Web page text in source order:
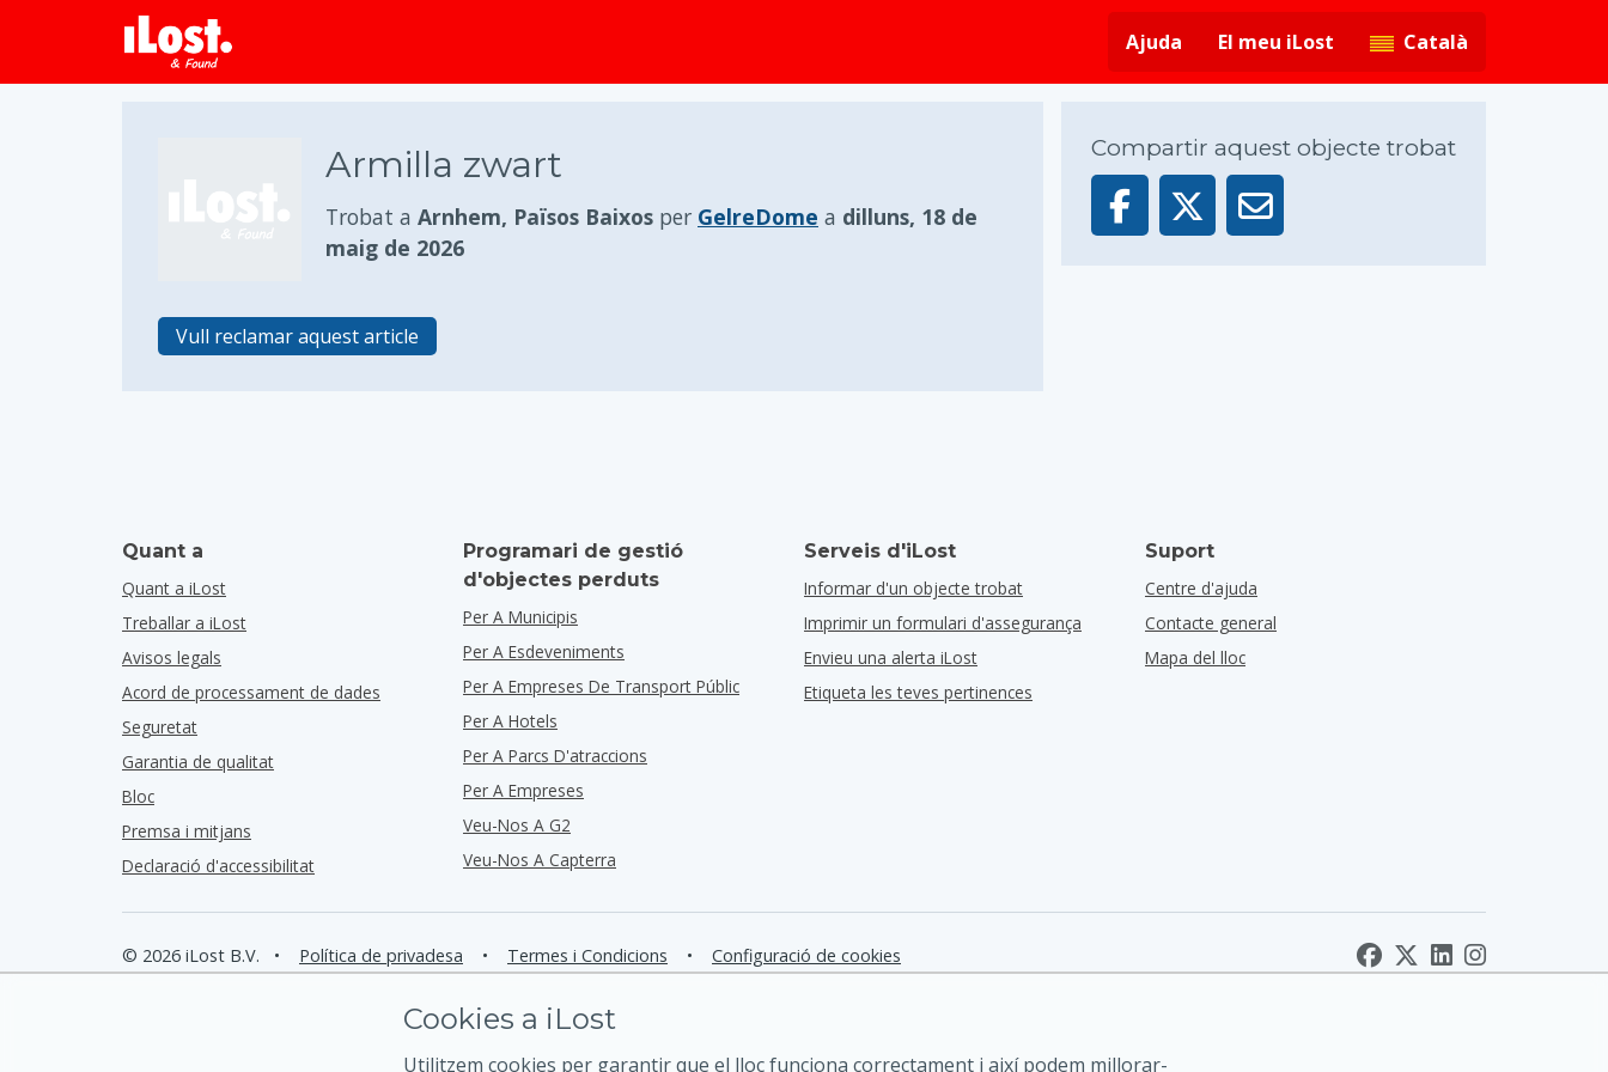
Ajuda
El meu iLost Català
Armilla zwart
Trobat a Arnhem, Països Baixos per GelreDome a dilluns, 18 de
maig de 2026
Vull reclamar aquest article
Compartir aquest objecte trobat
Quant a
Quant a iLost
Treballar a iLost
Avisos legals
Acord de processament de dades
Seguretat
Garantia de qualitat
Bloc
Premsa i mitjans
Declaració d'accessibilitat
Programari de gestió
d'objectes perduts
Per A Municipis
Per A Esdeveniments
Per A Empreses De Transport Públic
Per A Hotels
Per A Parcs D'atraccions
Per A Empreses
Veu-Nos A G2
Veu-Nos A Capterra
Serveis d'iLost
Informar d'un objecte trobat
Imprimir un formulari d'assegurança
Envieu una alerta iLost
Etiqueta les teves pertinences
Suport
Centre d'ajuda
Contacte general
Mapa del lloc
© 2026 iLost B.V. • Política de privadesa • Termes i Condicions • Configuració de cookies
Cookies a iLost
Utilitzem cookies per garantir que el lloc funciona correctament i així podem millorar-